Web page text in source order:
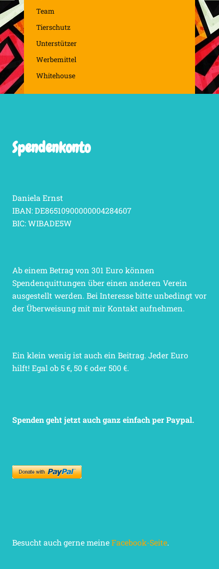
Team
Tierschutz
Unterstützer
Werbemittel
Whitehouse
Spendenkonto
Daniela Ernst
IBAN: DE86510900000004284607
BIC: WIBADE5W
Ab einem Betrag von 301 Euro können
Spendenquittungen über einen anderen Verein
ausgestellt werden. Bei Interesse bitte unbedingt vor
der Überweisung mit mir Kontakt aufnehmen.
Ein klein wenig ist auch ein Beitrag. Jeder Euro
hilft! Egal ob 5 €, 50 € oder 500 €.
Spenden geht jetzt auch ganz einfach per Paypal.
Besucht auch gerne meineFacebook-Seite.